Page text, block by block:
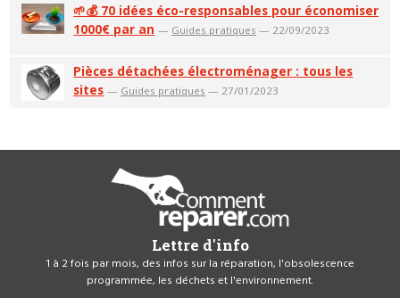
🌱💰 70 idées éco-responsables pour économiser
1000€ par an — Guides pratiques — 22/09/2023
Pièces détachées électroménager : tous les
sites — Guides pratiques — 27/01/2023
Lettre d'info
1 à 2 fois par mois, des infos sur la réparation, l'obsolescence
programmée, les déchets et l'environnement.